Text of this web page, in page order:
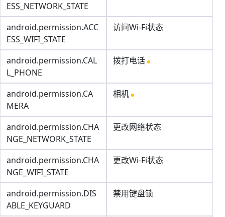
ESS_NETWORK_STATE
android.permission.ACC
ESS_WIFI_STATE
访问Wi-Fi状态
android.permission.CAL
L_PHONE
拨打电话
android.permission.CA
MERA
相机
android.permission.CHA
NGE_NETWORK_STATE
更改网络状态
android.permission.CHA
NGE_WIFI_STATE
更改Wi-Fi状态
android.permission.DIS
ABLE_KEYGUARD
禁用键盘锁